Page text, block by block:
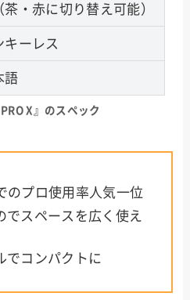
茶・赤に切り替え可能）
キーレス
語
X』のスペック
のプロ使用率人気一位
でスペースを広く使え
でコンパクトに